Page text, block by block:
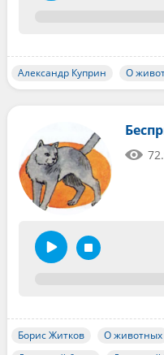
Александр Куприн О
Борис Житков О животных